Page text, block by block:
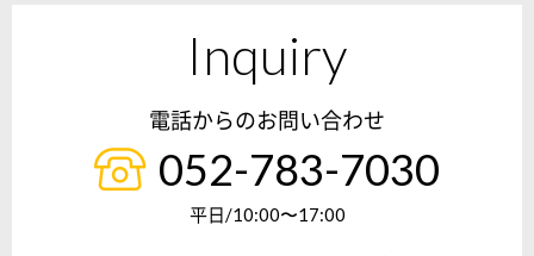
Inquiry
電話からのお問い合わせ
052-783-7030
平日/10:00〜17:00